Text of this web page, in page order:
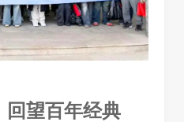
回望百年经典